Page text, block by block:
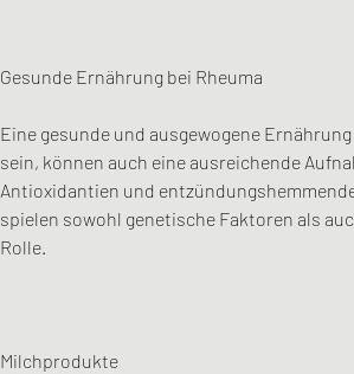
Gesunde Ernährung bei Rheuma
Eine gesunde und ausgewogene
sein, können auch eine ausreichende
Antioxidantien und
spielen sowohl genetische Faktoren als
Rolle.
Milchprodukte